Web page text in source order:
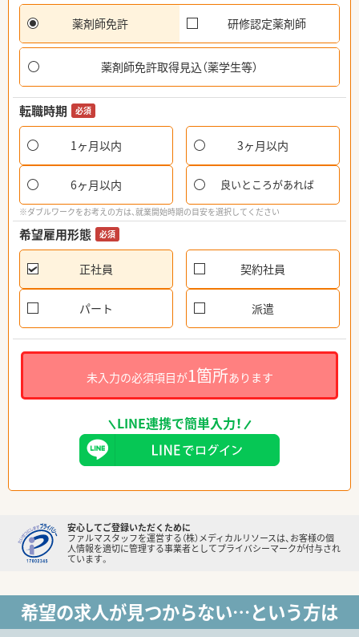
薬剤師免許 研修認定薬剤師
薬剤師免許取得見込（薬学生等）
転職時期 必須
1ヶ月以内 3ヶ月以内
6ヶ月以内 良いところがあれば
※ダブルワークをお考えの方は、就業開始時期の目安を選択してください
希望雇用形態 必須
正社員 契約社員
パート 派遣
未入力の必須項目が1箇所あります
LINE連携で簡単入力！
安心してご登録いただくために
ファルマスタッフを運営する（株）メディカルリソースは、お客様の個
人情報を適切に管理する事業者としてプライバシーマークが付与され
ています。
希望の求人が見つからない…という方は